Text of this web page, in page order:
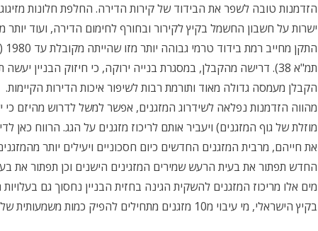
הזדמנות טובה לשפר את הבידוד של קירות הדירה. החלפת חלונות
ישרות על חשבון החשמל בקיץ לקירור ובחורף לחימום הדירה, ועוד
תמ"א 38). דרישה מהקבלן, במסגרת בנייה ירוקה, כי חיזוק הבניין
הקבלן מעמסה גדולה מאוד ותורמת רבות לשיפור איכות הדירות
מהווה הזדמנות נפלאה לשידרוג המזגנים, אפשר למשל לדרוש מהיזם
מוזלת של גוף המזגנים) ויעביר אותם לריכוז מזגנים על הגג. הרווח כאן
את חייהם, מרבית המזגנים החדשים כיום חסכוניים ויעילים יותר
החדש תפתור את בעית הרעש שמירים המזגינים הישנים וכן תפתור את
מים אלו מריכוז המזגנים להשקית הגינה בחזית הבניין נחסוך גם
בקיץ הישראלי, מי עיבוי מ10 מזגנים מתחילים להפיק כמות משמעותית של מים בכל יום)